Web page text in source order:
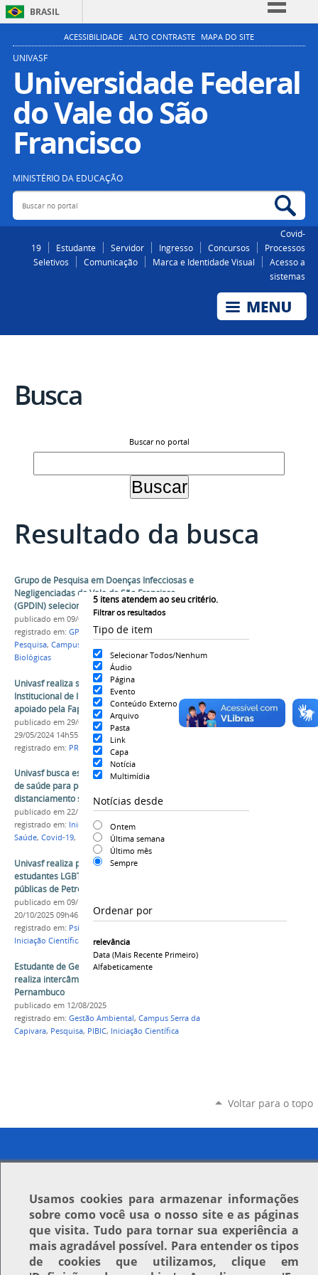
BRASIL
Simplifique!
Participe
Acesso à informação
Legislação
ACESSIBILIDADE ALTO CONTRASTE MAPA DO SITE
UNIVASF
Universidade Federal
do Vale do São
Francisco
MINISTÉRIO DA EDUCAÇÃO
Buscar no portal
Covid-
19
Estudante Servidor Ingresso Concursos
Processos
Seletivos
Comunicação Marca e Identidade Visual
Acesso a
sistemas
Busca
Buscar no portal
Resultado da busca
5 itens atendem ao seu critério.
Filtrar os resultados
Tipo de item
Selecionar Todos/Nenhum
Áudio
Página
Evento
Conteúdo Externo
Arquivo
Pasta
Link
Capa
Notícia
Multimídia
Notícias desde
Ontem
Última semana
Último mês
Sempre
Ordenar por
relevância
Data (mais Recente Primeiro)
Alfabeticamente
Grupo de Pesquisa em Doenças Infecciosas e
Negligenciadas do Vale do São Francisco
(GPDIN) seleciona estudante para Pibic
publicado em 09/03/2022
registrado em: GPDIN , PIBIC ,HU-Univasf
Pesquisa, Campus Sede
Biológicas
Univasf realiza seleção para Programa
Institucional de Iniciação Científica (Pibic)
apoiado pela Fapesb
publicado em 29/05/2024 — última modificaçãoem
29/05/2024 14h55
registrado em: PRPPGI,Pesquisa
Univasf busca estudantes e professores da área
de saúde para pesquisa sobre impactos do
distanciamento social
publicado em 22/10/2020
registrado em: Iniciação Científica
Saúde, Covid-19, Psicologia
Univasf realiza pesquisa sobre a experiência de
estudantes LGBTQIAPN+ em universidades
públicas de Petrolina (PE) e Juazeiro (BA)
publicado em 09/10/2025
20/10/2025 09h46
registrado em: Psicologia
Iniciação Científica
PIBIC
Estudante de Gestão Ambiental da Univasf
realiza intercâmbio científico na Fiocruz
Pernambuco
publicado em 12/08/2025
registrado em: Gestão Ambiental, Campus Serra da
Capivara, Pesquisa, PIBIC, Iniciação Científica
Voltar para o topo
Usamos cookiespara armazenar informações
sobre como você usa o nosso site e as páginas
que visita. Tudo para tornar sua experiência a
mais agradável possível. Para entender os tipos
de cookies que utilizamos, clique em